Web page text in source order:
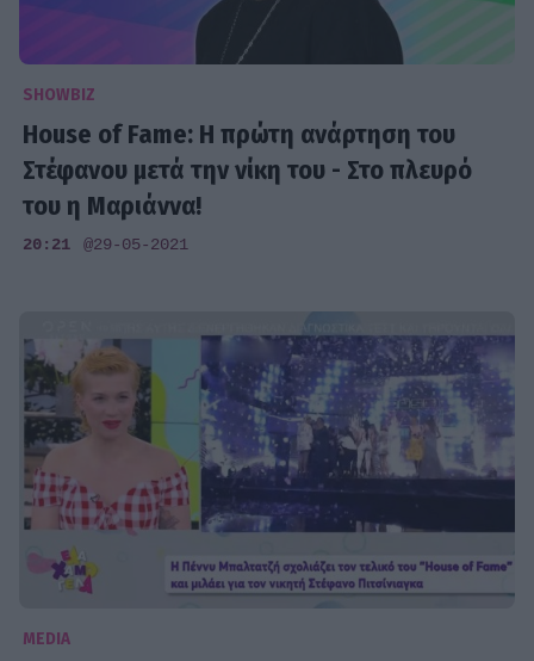
SHOWBIZ
House of Fame: H πρώτη ανάρτηση του
Στέφανου μετά την νίκη του - Στο πλευρό
του η Μαριάννα!
20:21 @29-05-2021
MEDIA